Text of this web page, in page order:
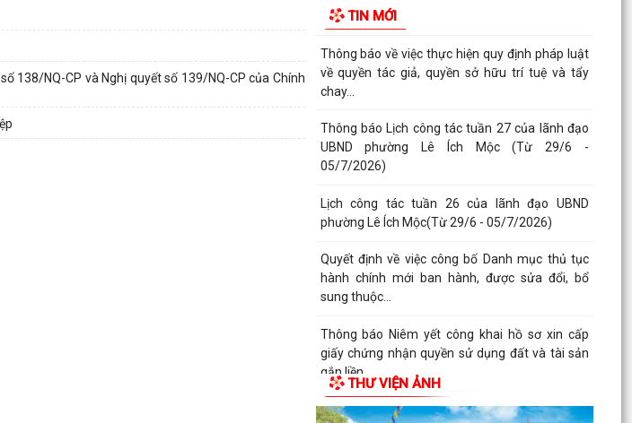
138/NQ-CP và Nghị quyết số 139/NQ-CP của Chính
TIN MỚI
địa...
Thông báo về việc thực hiện quy định pháp luật
về quyền tác giả, quyền sở hữu trí tuệ và tẩy
chay...
Thông báo Lịch công tác tuần 27 của lãnh đạo
UBND phường Lê Ích Mộc (Từ 29/6 -
05/7/2026)
Lịch công tác tuần 26 của lãnh đạo UBND
phường Lê Ích Mộc(Từ 29/6 - 05/7/2026)
Quyết định về việc công bố Danh mục thủ tục
hành chính mới ban hành, được sửa đổi, bổ
sung thuộc...
Thông báo Niêm yết công khai hồ sơ xin cấp
giấy chứng nhận quyền sử dụng đất và tài sản
gắn liền...
Thông báo Niêm yết công khai hồ sơ xin cấp
THƯ VIỆN ẢNH